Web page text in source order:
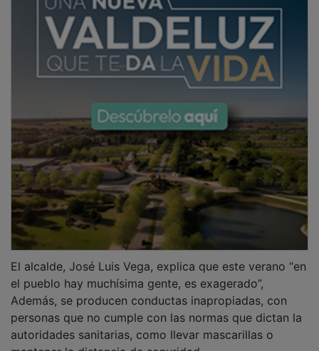
el pueblo hay muchísima gente, es exagerado”,
Además, se producen conductas inapropiadas, con
personas que no cumple con las normas que dictan la
autoridades sanitarias, como llevar mascarillas o
mantener la distancia de seguridad.